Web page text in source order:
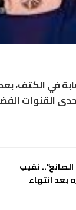
في الكتف،
القنوات
نقيب
بعد انتهاء